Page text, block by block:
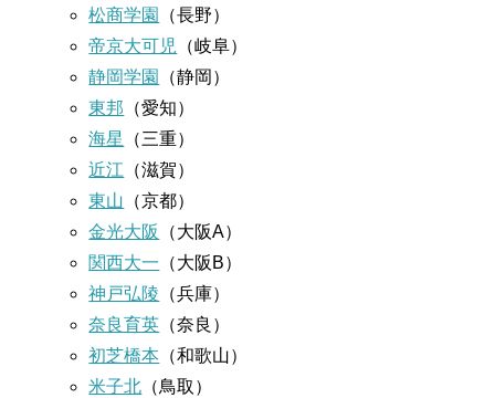
松商学園
（長野）
帝京大可児
（岐阜）
静岡学園
（静岡）
東邦 （愛知）
海星
（三重）
近江 （滋賀）
東山 （京都）
金光大阪
（大阪A）
関西大一 （大阪B）
神戸弘陵 （兵庫）
奈良育英 （奈良）
初芝橋本 （和歌山）
米子北 （鳥取）